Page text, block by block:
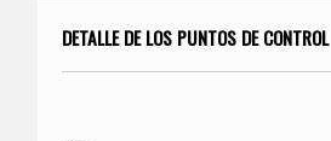
DETALLE DE LOS PUNTOS DE CONTROL